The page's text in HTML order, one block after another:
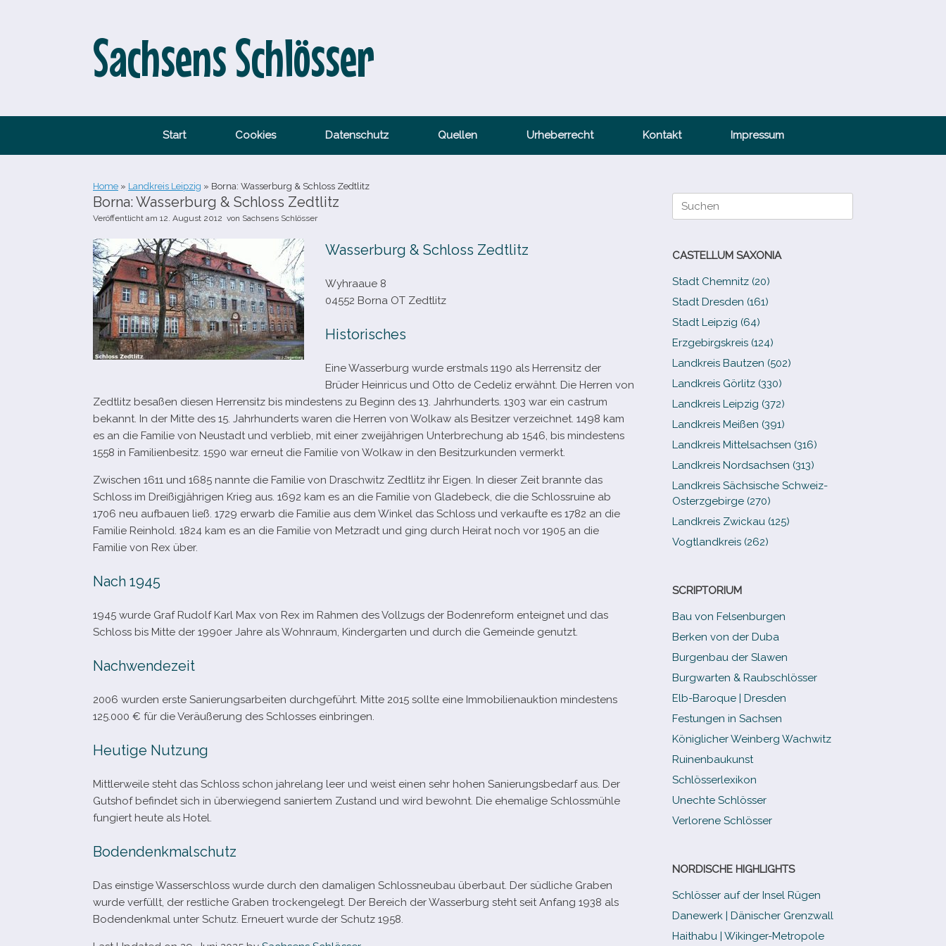
Sachsens Schlösser
Start Cookies Datenschutz Quellen Urheberrecht Kontakt Impressum
Home » Landkreis Leipzig » Borna: Wasserburg & Schloss Zedtlitz
Borna: Wasserburg & Schloss Zedtlitz
Veröffentlicht am 12. August 2012 von Sachsens Schlösser
Wasserburg & Schloss Zedtlitz
Wyhraaue 8
04552 Borna OT Zedtlitz
Historisches
Eine Wasserburg wurde erst­mals 1190 als Herrensitz der
Brüder Heinricus und Otto de Cedeliz erwähnt. Die Herren von
Zedtlitz besa­ßen die­sen Herrensitz bis min­des­tens zu Beginn des 13. Jahrhunderts. 1303 war ein castrum
bekannt. In der Mitte des 15. Jahrhunderts waren die Herren von Wolkaw als Besitzer ver­zeich­net. 1498 kam
es an die Familie von Neustadt und ver­blieb, mit einer zwei­jäh­ri­gen Unterbrechung ab 1546, bis min­des­tens
1558 in Familienbesitz. 1590 war erneut die Familie von Wolkaw in den Besitzurkunden vermerkt.
Zwischen 1611 und 1685 nannte die Familie von Draschwitz Zedtlitz ihr Eigen. In die­ser Zeit brannte das
Schloss im Dreißigjährigen Krieg aus. 1692 kam es an die Familie von Gladebeck, die die Schlossruine ab
1706 neu auf­bauen ließ. 1729 erwarb die Familie aus dem Winkel das Schloss und ver­kaufte es 1782 an die
Familie Reinhold. 1824 kam es an die Familie von Metzradt und ging durch Heirat noch vor 1905 an die
Familie von Rex über.
Nach 1945
1945 wurde Graf Rudolf Karl Max von Rex im Rahmen des Vollzugs der Bodenreform ent­eig­net und das
Schloss bis Mitte der 1990er Jahre als Wohnraum, Kindergarten und durch die Gemeinde genutzt.
Nachwendezeit
2006 wur­den erste Sanierungsarbeiten durch­ge­führt. Mitte 2015 sollte eine Immobilienauktion min­des­tens
125.000 € für die Veräußerung des Schlosses einbringen.
Heutige Nutzung
Mittlerweile steht das Schloss schon jah­re­lang leer und weist einen sehr hohen Sanierungsbedarf aus. Der
Gutshof befin­det sich in über­wie­gend sanier­tem Zustand und wird bewohnt. Die ehe­ma­lige Schlossmühle
fun­giert heute als Hotel.
Bodendenkmalschutz
Das eins­tige Wasserschloss wurde durch den dama­li­gen Schlossneubau über­baut. Der süd­li­che Graben
wurde ver­füllt, der rest­li­che Graben tro­cken­ge­legt. Der Bereich der Wasserburg steht seit Anfang 1938 als
Bodendenkmal unter Schutz. Erneuert wurde der Schutz 1958.
Suche
nach:
CASTELLUM SAXONIA
Stadt Chemnitz (20)
Stadt Dresden (161)
Stadt Leipzig (64)
Erzgebirgskreis (124)
Landkreis Bautzen (502)
Landkreis Görlitz (330)
Landkreis Leipzig (372)
Landkreis Meißen (391)
Landkreis Mittelsachsen (316)
Landkreis Nordsachsen (313)
Landkreis Sächsische Schweiz-​
Osterzgebirge (270)
Landkreis Zwickau (125)
Vogtlandkreis (262)
SCRIPTORIUM
Bau von Felsenburgen
Berken von der Duba
Burgenbau der Slawen
Burgwarten & Raubschlösser
Elb-​Baroque | Dresden
Festungen in Sachsen
Königlicher Weinberg Wachwitz
Ruinenbaukunst
Schlösserlexikon
Unechte Schlösser
Verlorene Schlösser
NORDISCHE HIGHLIGHTS
Schlösser auf der Insel Rügen
Danewerk | Dänischer Grenzwall
Haithabu | Wikinger-Metropole